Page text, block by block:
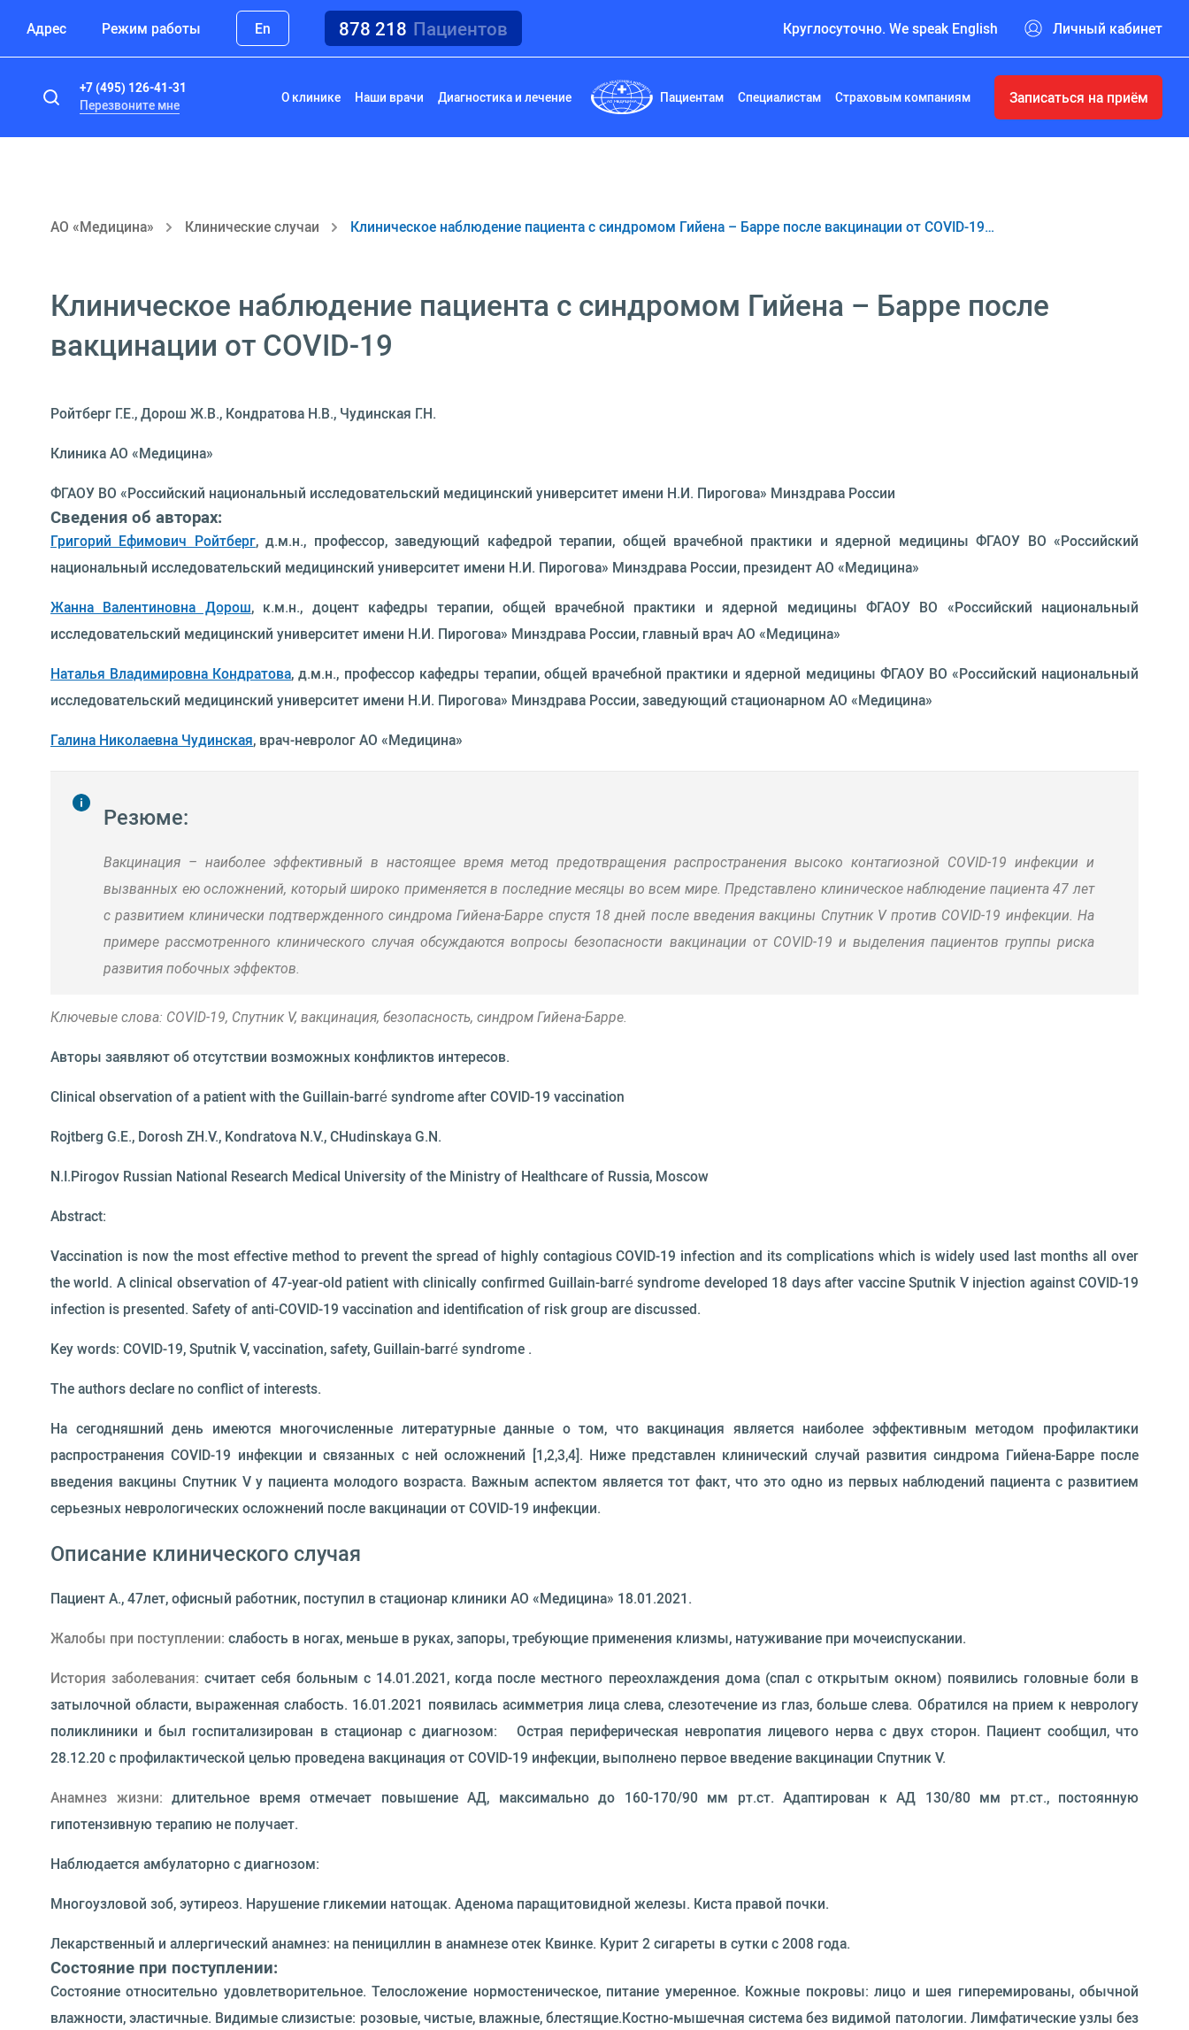
Адрес Режим работы En 878 218 Пациентов Круглосуточно. We speak English Личный кабинет
+7 (495) 126-41-31
Перезвоните мне
О клинике Наши врачи Диагностика и лечение Пациентам Специалистам Страховым компаниям Записаться на приём
АО «Медицина» Клинические случаи Клиническое наблюдение пациента с синдромом Гийена – Барре после вакцинации от COVID-19…
Клиническое наблюдение пациента с синдромом Гийена – Барре после
вакцинации от COVID-19
Ройтберг Г.Е., Дорош Ж.В., Кондратова Н.В., Чудинская Г.Н.
Клиника АО «Медицина»
ФГАОУ ВО «Российский национальный исследовательский медицинский университет имени Н.И. Пирогова» Минздрава России
Сведения об авторах:
Григорий Ефимович Ройтберг, д.м.н., профессор, заведующий кафедрой терапии, общей врачебной практики и ядерной медицины ФГАОУ ВО «Российский
национальный исследовательский медицинский университет имени Н.И. Пирогова» Минздрава России, президент АО «Медицина»
Жанна Валентиновна Дорош, к.м.н., доцент кафедры терапии, общей врачебной практики и ядерной медицины ФГАОУ ВО «Российский национальный
исследовательский медицинский университет имени Н.И. Пирогова» Минздрава России, главный врач АО «Медицина»
Наталья Владимировна Кондратова, д.м.н., профессор кафедры терапии, общей врачебной практики и ядерной медицины ФГАОУ ВО «Российский национальный
исследовательский медицинский университет имени Н.И. Пирогова» Минздрава России, заведующий стационарном АО «Медицина»
Галина Николаевна Чудинская, врач-невролог АО «Медицина»
Резюме:
Вакцинация – наиболее эффективный в настоящее время метод предотвращения распространения высоко контагиозной COVID-19 инфекции и
вызванных ею осложнений, который широко применяется в последние месяцы во всем мире. Представлено клиническое наблюдение пациента 47 лет
с развитием клинически подтвержденного синдрома Гийена-Барре спустя 18 дней после введения вакцины Спутник V против COVID-19 инфекции. На
примере рассмотренного клинического случая обсуждаются вопросы безопасности вакцинации от COVID-19 и выделения пациентов группы риска
развития побочных эффектов.
Ключевые слова: COVID-19, Спутник V, вакцинация, безопасность, синдром Гийена-Барре.
Авторы заявляют об отсутствии возможных конфликтов интересов.
Clinical observation of a patient with the Guillain-barré syndrome after COVID-19 vaccination
Rojtberg G.E., Dorosh ZH.V., Kondratova N.V., CHudinskaya G.N.
N.I.Pirogov Russian National Research Medical University of the Ministry of Healthcare of Russia, Moscow
Abstract:
Vaccination is now the most effective method to prevent the spread of highly contagious COVID-19 infection and its complications which is widely used last months all over
the world. A clinical observation of 47-year-old patient with clinically confirmed Guillain-barré syndrome developed 18 days after vaccine Sputnik V injection against COVID-19
infection is presented. Safety of anti-COVID-19 vaccination and identification of risk group are discussed.
Key words: COVID-19, Sputnik V, vaccination, safety, Guillain-barré syndrome .
The authors declare no conflict of interests.
На сегодняшний день имеются многочисленные литературные данные о том, что вакцинация является наиболее эффективным методом профилактики
распространения COVID-19 инфекции и связанных с ней осложнений [1,2,3,4]. Ниже представлен клинический случай развития синдрома Гийена-Барре после
введения вакцины Спутник V у пациента молодого возраста. Важным аспектом является тот факт, что это одно из первых наблюдений пациента с развитием
серьезных неврологических осложнений после вакцинации от COVID-19 инфекции.
Описание клинического случая
Пациент А., 47лет, офисный работник, поступил в стационар клиники АО «Медицина» 18.01.2021.
Жалобы при поступлении: слабость в ногах, меньше в руках, запоры, требующие применения клизмы, натуживание при мочеиспускании.
История заболевания:считает себя больным с 14.01.2021, когда после местного переохлаждения дома (спал с открытым окном) появились головные боли в
затылочной области, выраженная слабость. 16.01.2021 появилась асимметрия лица слева, слезотечение из глаз, больше слева. Обратился на прием к неврологу
поликлиники и был госпитализирован в стационар с диагнозом: Острая периферическая невропатия лицевого нерва с двух сторон. Пациент сообщил, что
28.12.20 с профилактической целью проведена вакцинация от COVID-19 инфекции, выполнено первое введение вакцинации Спутник V.
Анамнез жизни: длительное время отмечает повышение АД, максимально до 160-170/90 мм рт.ст. Адаптирован к АД 130/80 мм рт.ст., постоянную
гипотензивную терапию не получает.
Наблюдается амбулаторно с диагнозом:
Многоузловой зоб, эутиреоз. Нарушение гликемии натощак. Аденома паращитовидной железы. Киста правой почки.
Лекарственный и аллергический анамнез: на пенициллин в анамнезе отек Квинке. Курит 2 сигареты в сутки с 2008 года.
Состояние при поступлении:
Состояние относительно удовлетворительное. Телосложение нормостеническое, питание умеренное. Кожные покровы: лицо и шея гиперемированы, обычной
влажности, эластичные. Видимые слизистые: розовые, чистые, влажные, блестящие.Костно-мышечная система без видимой патологии. Лимфатические узлы без